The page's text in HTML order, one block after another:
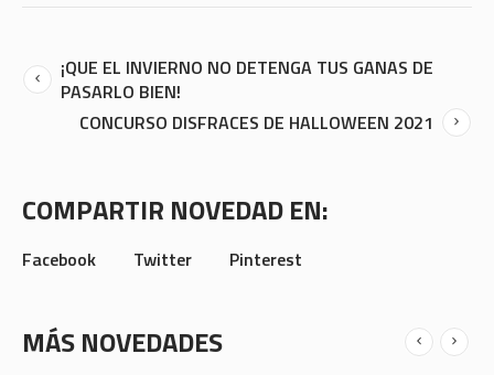
¡QUE EL INVIERNO NO DETENGA TUS GANAS DE
PASARLO BIEN!
CONCURSO DISFRACES DE HALLOWEEN 2021
COMPARTIR NOVEDAD EN:
Facebook Twitter Pinterest
MÁS NOVEDADES